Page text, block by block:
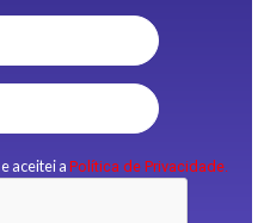
aceitei a Política de Privacidade.